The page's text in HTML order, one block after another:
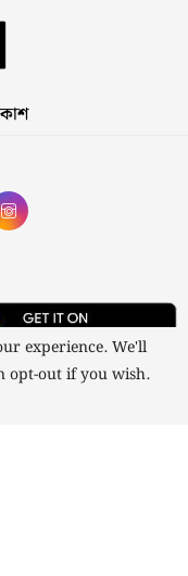
experience. We'll
opt-out if you wish.